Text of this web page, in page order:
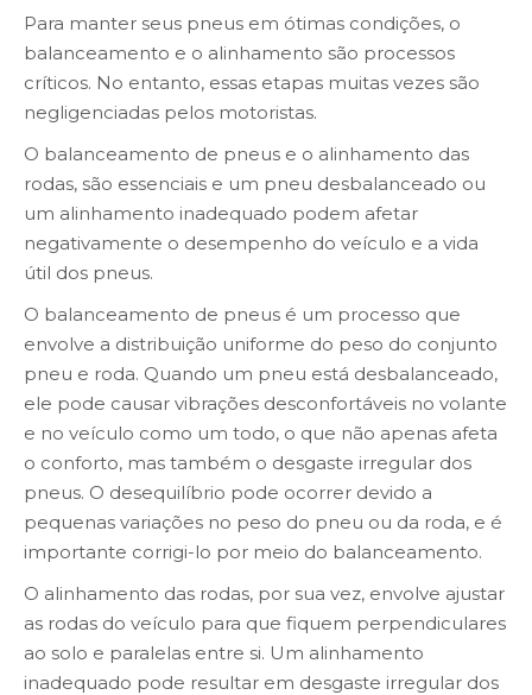
Para manter seus pneus em ótimas condições, o
balanceamento e o alinhamento são processos
críticos. No entanto, essas etapas muitas vezes são
negligenciadas pelos motoristas.
O balanceamento de pneus e o alinhamento das
rodas, são essenciais e um pneu desbalanceado ou
um alinhamento inadequado podem afetar
negativamente o desempenho do veículo e a vida
útil dos pneus.
O balanceamento de pneus é um processo que
envolve a distribuição uniforme do peso do conjunto
pneu e roda. Quando um pneu está desbalanceado,
ele pode causar vibrações desconfortáveis no volante
e no veículo como um todo, o que não apenas afeta
o conforto, mas também o desgaste irregular dos
pneus. O desequilíbrio pode ocorrer devido a
pequenas variações no peso do pneu ou da roda, e é
importante corrigi-lo por meio do balanceamento.
O alinhamento das rodas, por sua vez, envolve ajustar
as rodas do veículo para que fiquem perpendiculares
ao solo e paralelas entre si. Um alinhamento
inadequado pode resultar em desgaste irregular dos